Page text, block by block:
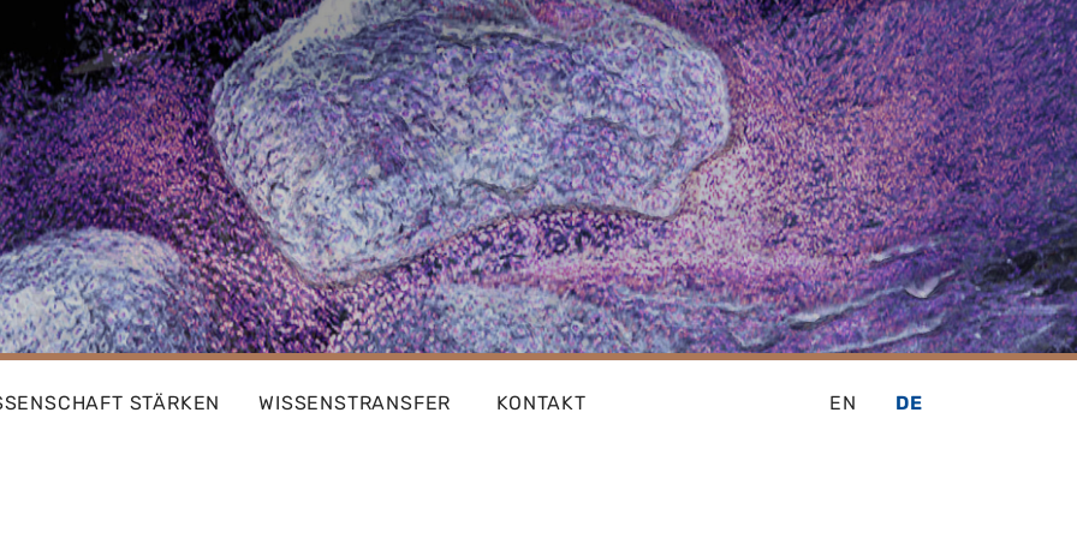
STÄRKEN WISSENSTRANSFER KONTAKT EN DE